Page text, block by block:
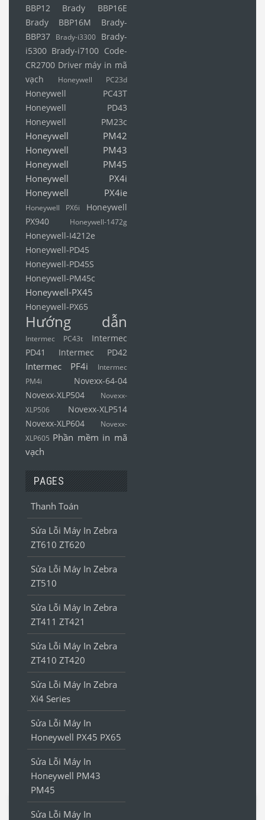
BBP12
Brady BBP16E
Brady BBP16M
Brady-
BBP37 Brady-i3300 Brady-
i5300 Brady-i7100 Code-
CR2700 Driver máy in mã
vạch
Honeywell PC23d
Honeywell PC43T
Honeywell PD43
Honeywell PM23c
Honeywell PM42
Honeywell PM43
Honeywell PM45
Honeywell PX4i
Honeywell PX4ie
Honeywell PX6i
Honeywell
PX940
Honeywell-1472g
Honeywell-I4212e
Honeywell-PD45
Honeywell-PD45S
Honeywell-PM45c
Honeywell-PX45
Honeywell-PX65
Hướng dẫn
Intermec PC43t
Intermec
PD41
Intermec PD42
Intermec PF4i
Intermec
PM4i
Novexx-64-04
Novexx-XLP504
Novexx-
XLP506
Novexx-XLP514
Novexx-XLP604
Novexx-
XLP605 Phần mềm in mã
vạch
PAGES
Thanh Toán
Sửa Lỗi Máy In Zebra
ZT610 ZT620
Sửa Lỗi Máy In Zebra
ZT510
Sửa Lỗi Máy In Zebra
ZT411 ZT421
Sửa Lỗi Máy In Zebra
ZT410 ZT420
Sửa Lỗi Máy In Zebra
Xi4 Series
Sửa Lỗi Máy In
Honeywell PX45 PX65
Sửa Lỗi Máy In
Honeywell PM43
PM45
Sửa Lỗi Máy In